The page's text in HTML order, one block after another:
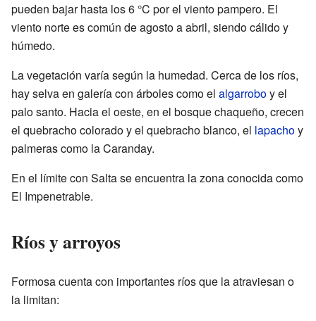
pueden bajar hasta los 6 °C por el viento pampero. El
viento norte es común de agosto a abril, siendo cálido y
húmedo.
La vegetación varía según la humedad. Cerca de los ríos,
hay selva en galería con árboles como el algarroboy el
palo santo. Hacia el oeste, en el bosque chaqueño, crecen
el quebracho colorado y el quebracho blanco, el lapachoy
palmeras como la Caranday.
En el límite con Salta se encuentra la zona conocida como
El Impenetrable.
Ríos y arroyos
Formosa cuenta con importantes ríos que la atraviesan o
la limitan: